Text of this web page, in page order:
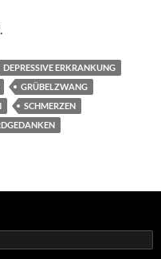
.
DEPRESSIVE ERKRANKUNG
GRÜBELZWANG
SCHMERZEN